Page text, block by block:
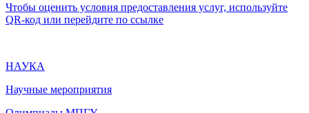
Чтобы оценить условия предоставления услуг, используйте
QR-код или перейдите по ссылке
НАУКА
Научные мероприятия